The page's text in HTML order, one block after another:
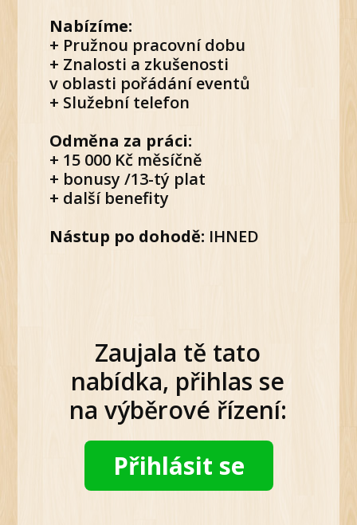
Nabízíme:
+ Pružnou pracovní dobu
+ Znalosti a zkušenosti
v oblasti pořádání eventů
+ Služební telefon
Odměna za práci:
+ 15 000 Kč měsíčně
+ bonusy /13-tý plat
+ další benefity
Nástup po dohodě: IHNED
Zaujala tě tato
nabídka, přihlas se
na výběrové řízení:
Přihlásit se